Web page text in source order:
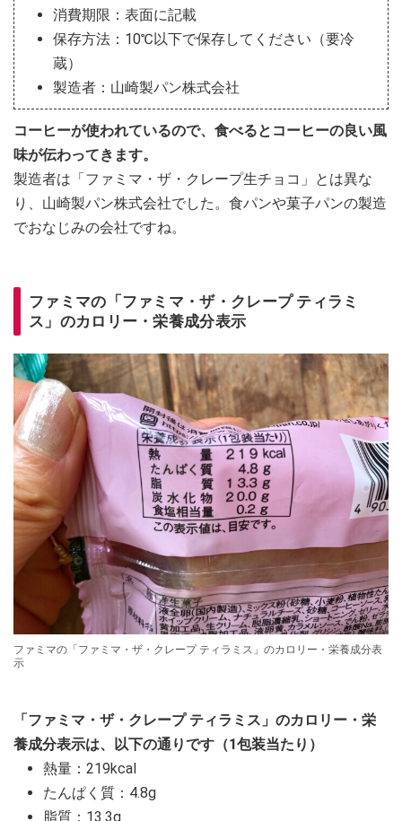
消費期限：表面に記載
保存方法：10℃以下で保存してください（要冷
蔵）
製造者：山崎製パン株式会社
コーヒーが使われているので、食べるとコーヒーの良い風
味が伝わってきます。
製造者は「ファミマ・ザ・クレープ生チョコ」とは異な
り、山崎製パン株式会社でした。食パンや菓子パンの製造
でおなじみの会社ですね。
ファミマの「ファミマ・ザ・クレープ ティラミ
ス」のカロリー・栄養成分表示
ファミマの「ファミマ・ザ・クレープ ティラミス」のカロリー・栄養成分表
示
「ファミマ・ザ・クレープ ティラミス」のカロリー・栄
養成分表示は、以下の通りです（1包装当たり）
熱量：219kcal
たんぱく質：4.8g
脂質：13.3g